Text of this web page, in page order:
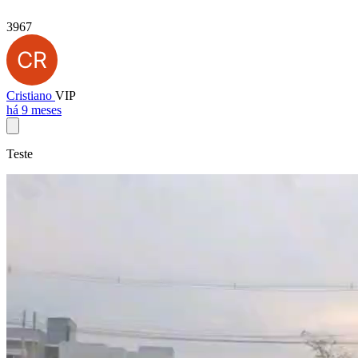
3967
Cristiano VIP
há 9 meses
Teste